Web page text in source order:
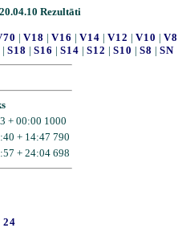
Rezultāti
| V18 | V16 | V14 | V12 | V10 | V8
| S18 | S16 | S14 | S12 | S10 | S8 | SN
+ 00:00 1000
+ 14:47 790
+ 24:04 698
24